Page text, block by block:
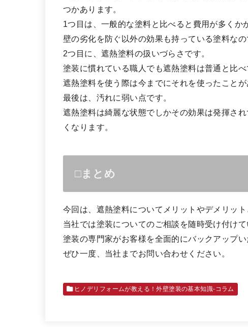
つかあります。
1つ目は、一般的な塗料と比べると費用が多くか
壁の劣化を防ぐ以外の効果も持っている塗料な
2つ目に、遮熱塗料の扱いづらさです。
塗装に慣れている職人でも遮熱塗料は普通と比
遮熱塗料を使う際は今までにそれを使ったこと
最後は、汚れに弱い点です。
遮熱塗料は綺麗な状態でしかその効果は発揮さ
くなります。
□まとめ
今回は、遮熱塗料についてメリットやデメリット
当社では塗装についてのご相談を随時受け付けて
塗装の専門家がお客様を全面的にバックアップい
ぜひ一度、当社までお問い合わせください。
ヒノデリフォームが教える！外壁塗装の基本知識‐コラム